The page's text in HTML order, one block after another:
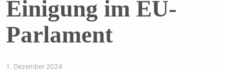
Einigung im EU-
Parlament
1. Dezember 2024